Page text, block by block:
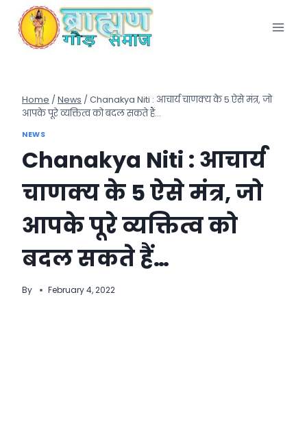
content
Home / News / Chanakya Niti : आचार्य चाणक्य के 5 ऐसे मंत्र, जो
आपके पूरे व्यक्तित्व को बदल सकते हैं…
NEWS
Chanakya Niti : आचार्य
चाणक्य के 5 ऐसे मंत्र, जो
आपके पूरे व्यक्तित्व को
बदल सकते हैं…
By February 4, 2022